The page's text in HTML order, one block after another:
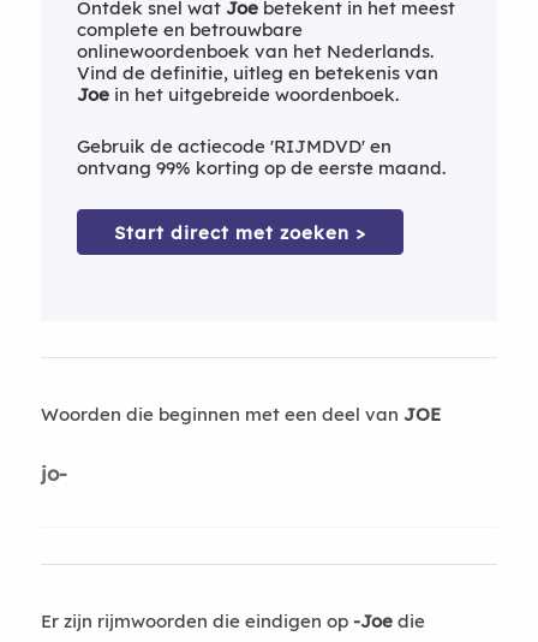
Ontdek snel wat Joebetekent in het meest
complete en betrouwbare
onlinewoordenboek van het Nederlands.
Vind de definitie, uitleg en betekenis van
Joein het uitgebreide woordenboek.
Gebruik de actiecode 'RIJMDVD' en
ontvang 99% korting op de eerste maand.
Start direct met zoeken >
Woorden die beginnen met een deel van JOE
jo-
Er zijn rijmwoorden die eindigen op -Joedie